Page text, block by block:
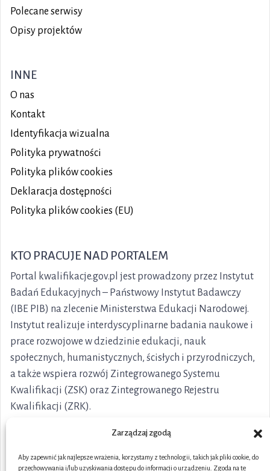
Zarządzaj zgodą
Aby zapewnić jak najlepsze wrażenia, korzystamy z technologii, takich jak pliki cookie, do
przechowywania i/lub uzyskiwania dostępu do informacji o urządzeniu. Zgoda na te
Polecane serwisy
Opisy projektów
INNE
O nas
Kontakt
Identyfikacja wizualna
Polityka prywatności
Polityka plikówcookies
Deklaracja dostępności
Polityka plików cookies (EU)
KTO PRACUJE NAD PORTALEM
Portal kwalifikacje.gov.pl jest prowadzony przez Instytut
Badań Edukacyjnych – Państwowy Instytut Badawczy
(IBE PIB) na zlecenie Ministerstwa Edukacji Narodowej.
Instytut realizuje interdyscyplinarne badania naukowe i
prace rozwojowe w dziedzinie edukacji, nauk
społecznych, humanistycznych, ścisłych i przyrodniczych,
a także wspiera rozwój Zintegrowanego Systemu
Kwalifikacji (ZSK) oraz Zintegrowanego Rejestru
Kwalifikacji (ZRK).